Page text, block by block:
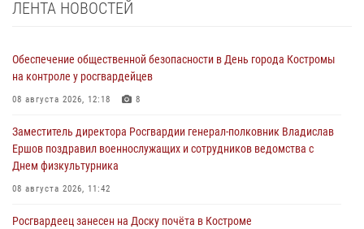
ЛЕНТА НОВОСТЕЙ
Обеспечение общественной безопасности в День города Костромы
на контроле у росгвардейцев
08 августа 2026, 12:18 8
Заместитель директора Росгвардии генерал-полковник Владислав
Ершов поздравил военнослужащих и сотрудников ведомства с
Днем физкультурника
08 августа 2026, 11:42
Росгвардеец занесен на Доску почёта в Костроме